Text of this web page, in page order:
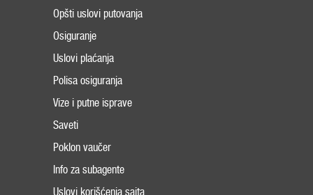
Opšti uslovi putovanja
Osiguranje
Uslovi plaćanja
Polisa osiguranja
Vize i putne isprave
Saveti
Poklon vaučer
Info za subagente
Uslovi korišćenja sajta